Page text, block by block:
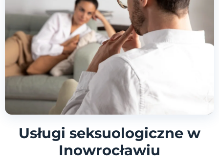
Usługi seksuologiczne w
Inowrocławiu